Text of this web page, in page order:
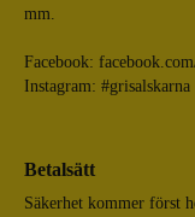
mm.
Facebook:
Instagram: #grisalskarna
Betalsätt
Säkerhet kommer först